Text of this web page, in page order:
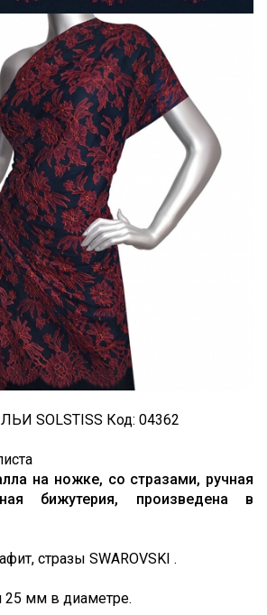
SOLSTISS Код: 04362
на ножке, со стразами, ручная
бижутерия, произведена в
стразы SWAROVSKI .
мм в диаметре.